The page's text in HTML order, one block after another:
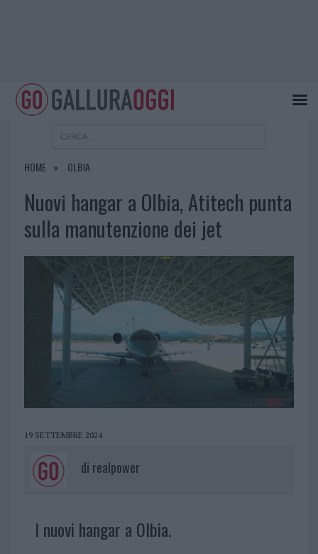
HOME OLBIA
Nuovi hangar a Olbia, Atitech punta
sulla manutenzione dei jet
19 SETTEMBRE 2024
di realpower
I nuovi hangar a Olbia.